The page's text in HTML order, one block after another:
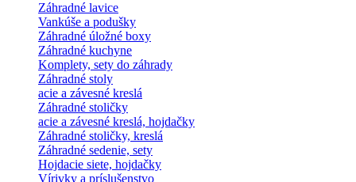
Záhradné lavice
Vankúše a podušky
Záhradné úložné boxy
Záhradné kuchyne
Komplety, sety do záhrady
Záhradné stoly
acie a závesné kreslá
Záhradné stoličky
acie a závesné kreslá, hojdačky
Záhradné stoličky, kreslá
Záhradné sedenie, sety
Hojdacie siete, hojdačky
Vírivky a príslušenstvo